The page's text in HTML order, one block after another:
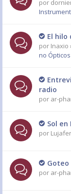
por
El hilo
por Inaxio
no Ópticos
radio
por ar-
Sol en
por Lujafer
Goteo
por ar-